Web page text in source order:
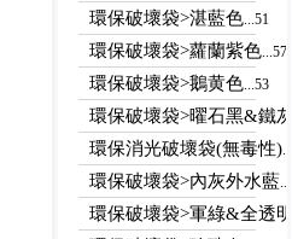
環保破壞袋>湛藍色...51
環保破壞袋>蘿蘭紫色...57
環保破壞袋>鵝黄色...53
環保破壞袋>曜石黑&鐵
環保消光破壞袋(無毒性)
環保破壞袋>內灰外水藍
環保破壞袋>軍綠&全透明